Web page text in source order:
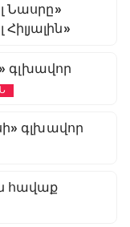
Նասրը»
գլխավոր
գլխավոր
հավաք